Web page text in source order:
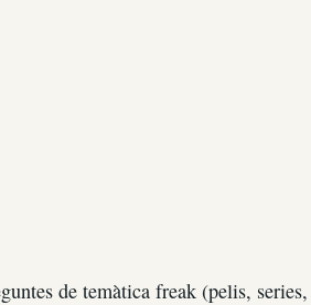
de temàtica freak (pelis, series,